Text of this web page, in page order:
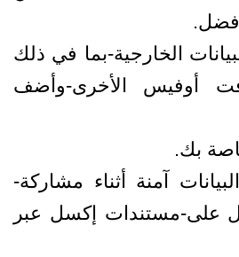
الخارجية-بما في ذلك
أوفيس الأخرى-وأضف
بك.
آمنة أثناء مشاركة-
على-مستندات إكسل عبر